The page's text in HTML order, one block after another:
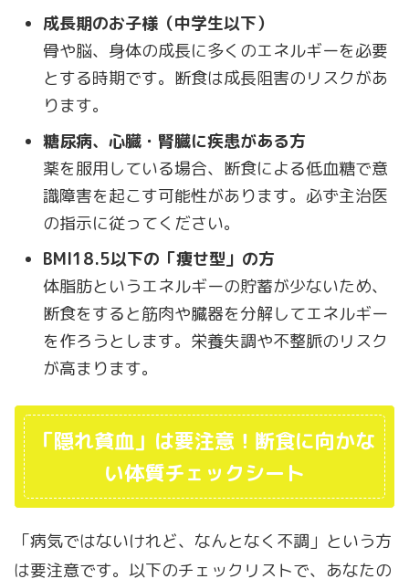
成長期のお子様（中学生以下）
骨や脳、身体の成長に多くのエネルギーを必要
とする時期です。断食は成長阻害のリスクがあ
ります。
糖尿病、心臓・腎臓に疾患がある方
薬を服用している場合、断食による低血糖で意
識障害を起こす可能性があります。必ず主治医
の指示に従ってください。
BMI18.5以下の「痩せ型」の方
体脂肪というエネルギーの貯蓄が少ないため、
断食をすると筋肉や臓器を分解してエネルギー
を作ろうとします。栄養失調や不整脈のリスク
が高まります。
「隠れ貧血」は要注意！断食に向かな
い体質チェックシート
「病気ではないけれど、なんとなく不調」という方
は要注意です。以下のチェックリストで、あなたの